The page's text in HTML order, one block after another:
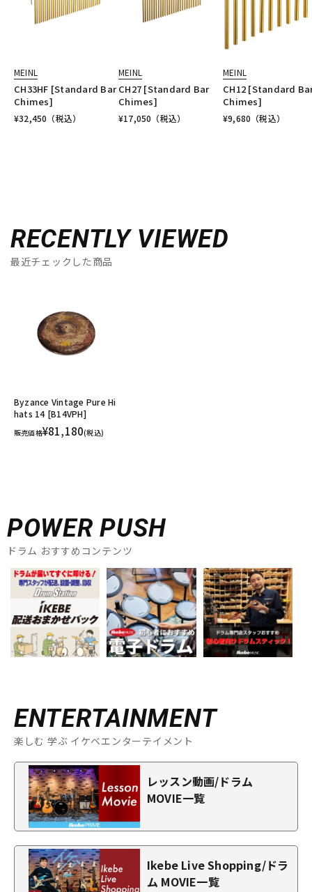
MEINL
CH33HF [Standard Bar
Chimes]
¥32,450 （税込）
MEINL
CH27 [Standard Bar
Chimes]
¥17,050 （税込）
MEINL
CH12 [Standard
Chimes]
¥9,680 （税込）
RECENTLY VIEWED
最近チェックした商品
Byzance Vintage Pure Hi
hats 14 [B14VPH]
販売価格¥81,180(税込)
POWER PUSH
ドラム おすすめコンテンツ
ENTERTAINMENT
楽しむ 学ぶ イケベエンターテイメント
レッスン動画/ドラム
MOVIE一覧
Ikebe Live Shopping/ドラ
ム MOVIE一覧